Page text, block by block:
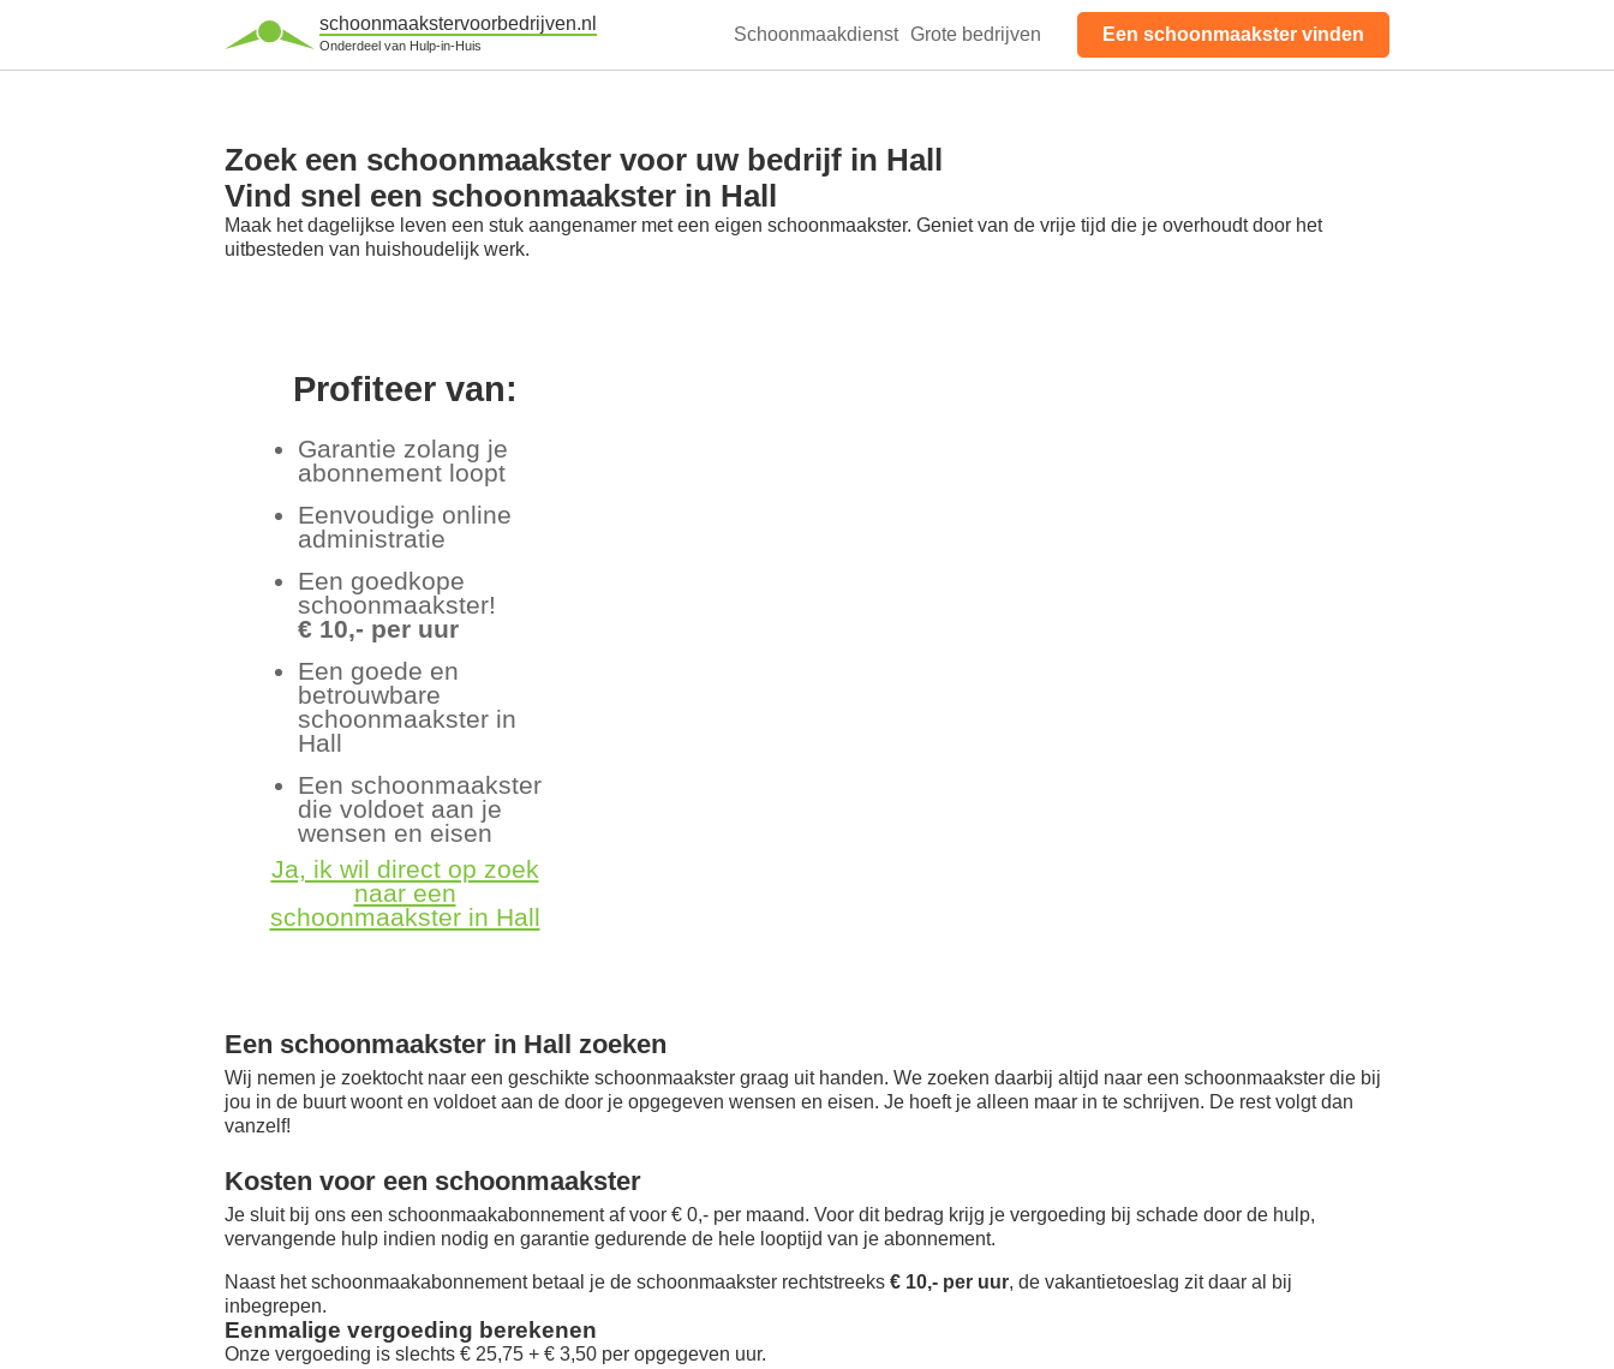
schoonmaakstervoorbedrijven.nl
Onderdeel van Hulp-in-Huis
Schoonmaakdienst Grote bedrijven Een schoonmaakster vinden
Zoek een schoonmaakster voor uw bedrijf in Hall
Vind snel een schoonmaakster in Hall
Maak het dagelijkse leven een stuk aangenamer met een eigen schoonmaakster. Geniet van de vrije tijd die je overhoudt door het
uitbesteden van huishoudelijk werk.
Profiteer van:
Garantie zolang je
abonnement loopt
Eenvoudige online
administratie
Een goedkope
schoonmaakster!
€ 10,- per uur
Een goede en
betrouwbare
schoonmaakster in
Hall
Een schoonmaakster
die voldoet aan je
wensen en eisen
Ja, ik wil direct op zoek
naar een
schoonmaakster in Hall
Een schoonmaakster in Hall zoeken
Wij nemen je zoektocht naar een geschikte schoonmaakster graag uit handen. We zoeken daarbij altijd naar een schoonmaakster die bij
jou in de buurt woont en voldoet aan de door je opgegeven wensen en eisen. Je hoeft je alleen maar in te schrijven. De rest volgt dan
vanzelf!
Kosten voor een schoonmaakster
Je sluit bij ons een schoonmaakabonnement af voor € 0,- per maand. Voor dit bedrag krijg je vergoeding bij schade door de hulp,
vervangende hulp indien nodig en garantie gedurende de hele looptijd van je abonnement.
Naast het schoonmaakabonnement betaal je de schoonmaakster rechtstreeks € 10,- per uur, de vakantietoeslag zit daar al bij
inbegrepen.
Eenmalige vergoeding berekenen
Onze vergoeding is slechts € 25,75 + € 3,50 per opgegeven uur.